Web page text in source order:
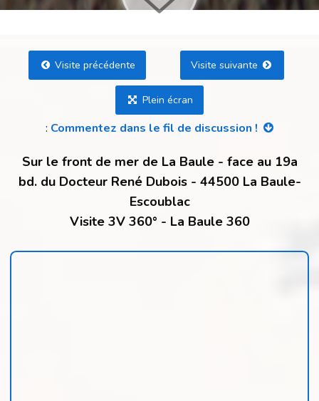
Visite précédente
Plein écran
: Commentez dans le fil de discussion !
Visite suivante
Sur le front de mer de La Baule - face au 19a
bd. du Docteur René Dubois - 44500 La Baule-
Escoublac
Visite 3V 360° - La Baule 360